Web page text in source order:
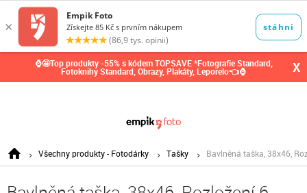
⌚🤩Top produkty -55% s kódem TOPSAVE *Fotografie Standard,
Fotoknihy Standard, Obrazy, Plakáty, Leporelo👈⌚ X
Všechny produkty - Fotodárky Tašky Bavlněná taška, 38x46,